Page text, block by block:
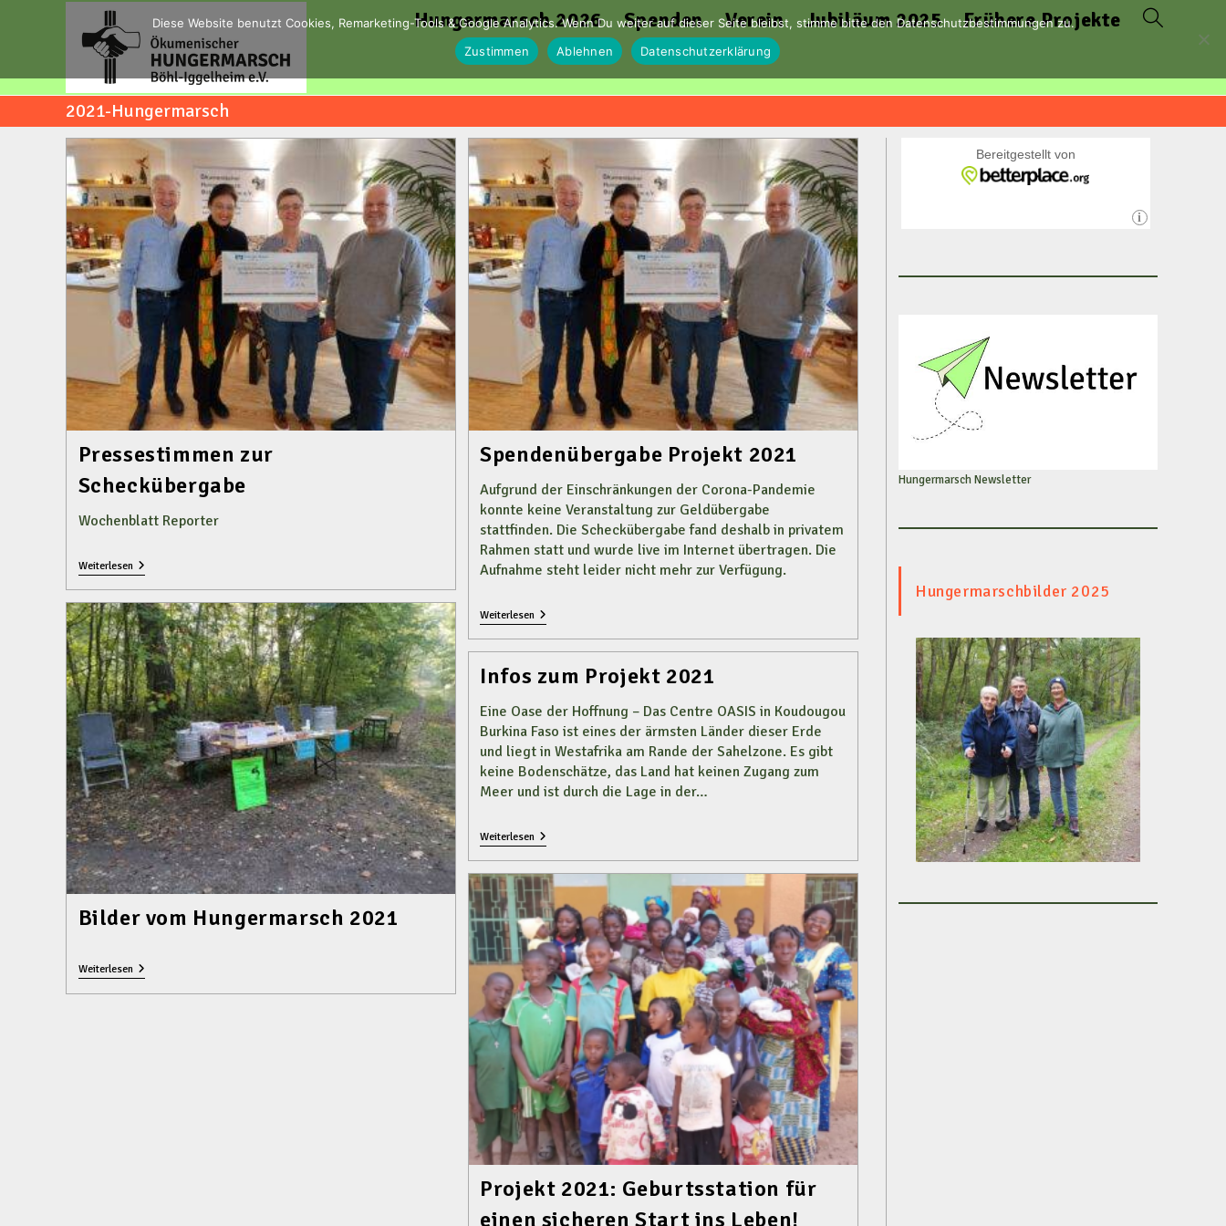
Hungermarsch 2026 Spenden Verein Jubiläum 2025 Frühere Projekte Website-
umschalten
2021-Hungermarsch
Pressestimmen zur
Scheckübergabe
Wochenblatt Reporter
WeiterlesenPressestimmen
Zur
Scheckübergabe
Spendenübergabe Projekt 2021
Aufgrund der Einschränkungen der Corona-Pandemie
konnte keine Veranstaltung zur Geldübergabe
stattfinden. Die Scheckübergabe fand deshalb in privatem
Rahmen statt und wurde live im Internet übertragen. Die
Aufnahme steht leider nicht mehr zur Verfügung.
WeiterlesenSpendenübergabe
Projekt
2021
Bilder vom Hungermarsch 2021
WeiterlesenBilder
Vom
Hungermarsch
Infos zum Projekt 2021
Eine Oase der Hoffnung – Das Centre OASIS in Koudougou
Burkina Faso ist eines der ärmsten Länder dieser Erde
und liegt in Westafrika am Rande der Sahelzone. Es gibt
keine Bodenschätze, das Land hat keinen Zugang zum
Meer und ist durch die Lage in der…
WeiterlesenInfos
Zum
Projekt
2021
Projekt 2021: Geburtsstation für
einen sicheren Start ins Leben!
Hungermarsch Newsletter
Hungermarschbilder 2025
Diese Website benutzt Cookies, Remarketing-Tools & Google Analytics. Wenn Du weiter auf dieser Seite bleibst, stimme bitte den Datenschutzbestimmungen zu.
Zustimmen
Ablehnen Datenschutzerklärung